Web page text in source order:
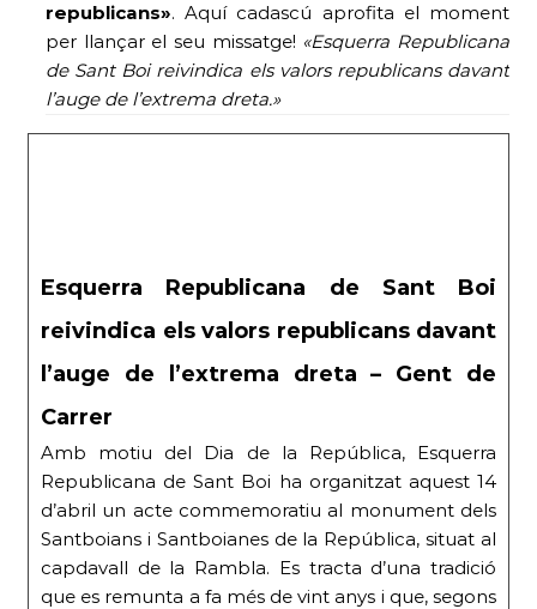
republicans». Aquí cadascú aprofita el moment
per llançar el seu missatge! «Esquerra Republicana
de Sant Boi reivindica els valors republicans davant
l’auge de l’extrema dreta.»
Esquerra Republicana de Sant Boi
reivindica els valors republicans davant
l’auge de l’extrema dreta – Gent de
Carrer
Amb motiu del Dia de la República, Esquerra
Republicana de Sant Boi ha organitzat aquest 14
d’abril un acte commemoratiu al monument dels
Santboians i Santboianes de la República, situat al
capdavall de la Rambla. Es tracta d’una tradició
que es remunta a fa més de vint anys i que, segons